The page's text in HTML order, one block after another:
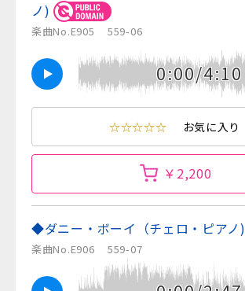
ノ)
楽曲No.E905 559-06
0:00/4:10
☆☆☆☆☆ お気に入り
￥2,200
◆ダニー・ボーイ（チェロ・ピアノ)
楽曲No.E906 559-07